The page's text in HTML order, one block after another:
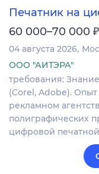
Печатник на
60 000–70 000 ₽
04 августа 2026
ООО "АИТЭРА"
требования:
(Corel, Adobe).
рекламном
полиграфических
цифровой